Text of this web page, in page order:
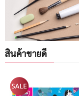
สินค้าขายดี